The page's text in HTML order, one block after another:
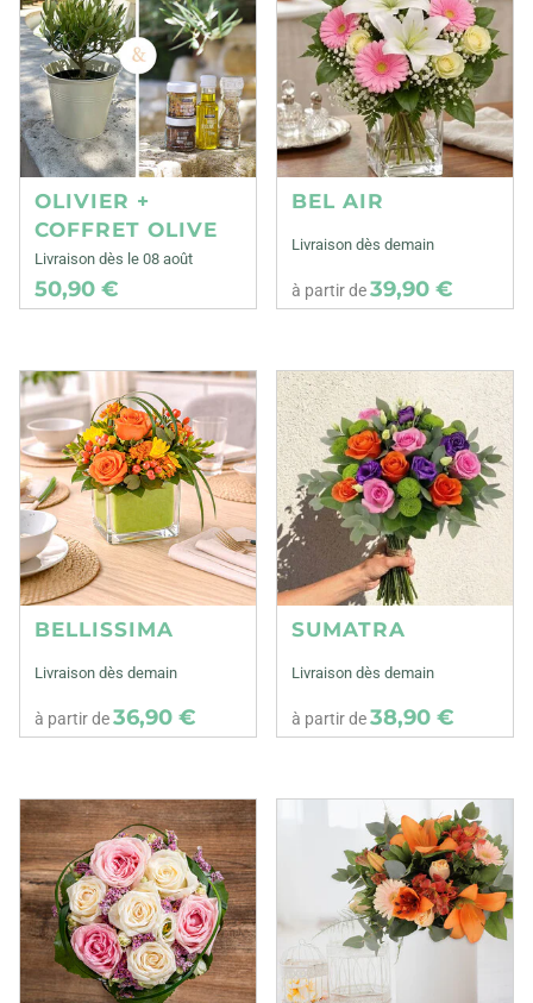
OLIVIER +
COFFRET OLIVE
Livraison dès le 08 août
50,90 €
BEL AIR
Livraison dès demain
à partir de39,90 €
BELLISSIMA
Livraison dès demain
à partir de36,90 €
SUMATRA
Livraison dès demain
à partir de38,90 €